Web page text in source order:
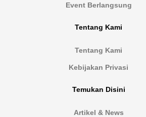
Event Berlangsung
Tentang Kami
Tentang Kami
Kebijakan Privasi
Temukan Disini
Artikel & News